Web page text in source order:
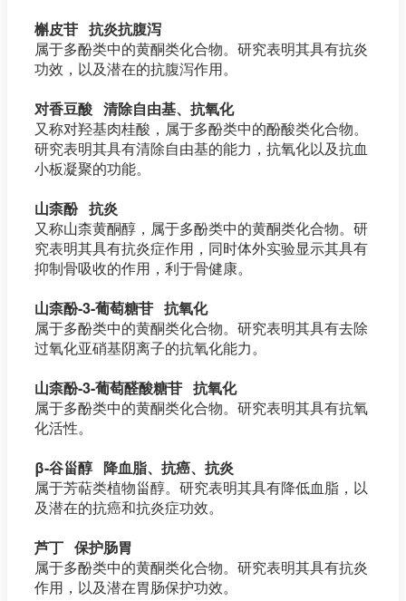
槲皮苷 抗炎抗腹泻
属于多酚类中的黄酮类化合物。研究表明其具有抗炎
功效，以及潜在的抗腹泻作用。
对香豆酸 清除自由基、抗氧化
又称对羟基肉桂酸，属于多酚类中的酚酸类化合物。
研究表明其具有清除自由基的能力，抗氧化以及抗血
小板凝聚的功能。
山柰酚 抗炎
又称山柰黄酮醇，属于多酚类中的黄酮类化合物。研
究表明其具有抗炎症作用，同时体外实验显示其具有
抑制骨吸收的作用，利于骨健康。
山柰酚-3-葡萄糖苷 抗氧化
属于多酚类中的黄酮类化合物。研究表明其具有去除
过氧化亚硝基阴离子的抗氧化能力。
山柰酚-3-葡萄醛酸糖苷 抗氧化
属于多酚类中的黄酮类化合物。研究表明其具有抗氧
化活性。
β-谷甾醇 降血脂、抗癌、抗炎
属于芳萜类植物甾醇。研究表明其具有降低血脂，以
及潜在的抗癌和抗炎症功效。
芦丁 保护肠胃
属于多酚类中的黄酮类化合物。研究表明其具有抗炎
作用，以及潜在胃肠保护功效。